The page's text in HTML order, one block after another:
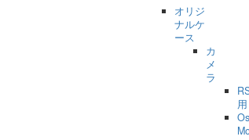
オリジ
ナルケ
ース
カ
メ
ラ
用